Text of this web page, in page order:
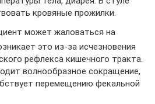
кровяные прожилки.
может жаловаться на
это из-за исчезновения
рефлекса кишечного тракта.
волнообразное сокращение,
перемещению фекальной